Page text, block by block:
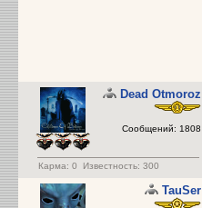
Dead Otmoroz
Сообщений: 1808
Карма: 0 Известность: 300
TauSer